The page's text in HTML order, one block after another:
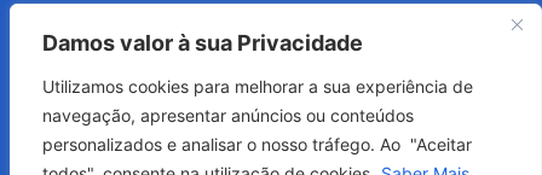
Damos valor à sua Privacidade
Utilizamos cookies para melhorar a sua experiência de
navegação, apresentar anúncios ou conteúdos
personalizados e analisar o nosso tráfego. Ao "Aceitar
Administração
e Gestão
Plano de
Formação
Relatórios
Educativo
Cookies